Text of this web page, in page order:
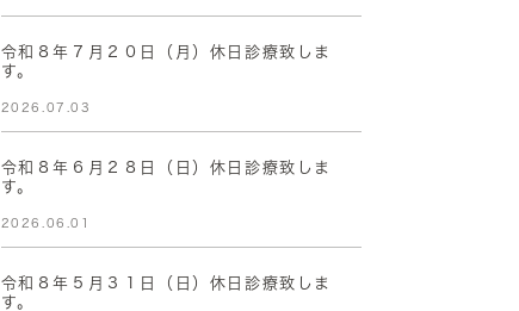
令和８年７月２０日（月）休日診療致しま
す。
2026.07.03
令和８年６月２８日（日）休日診療致しま
す。
2026.06.01
令和８年５月３１日（日）休日診療致しま
す。